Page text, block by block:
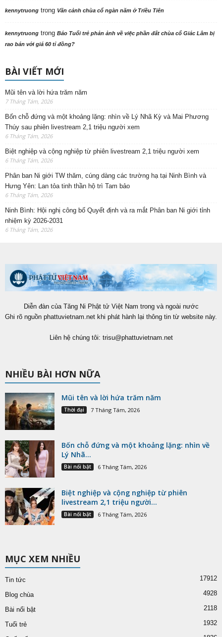
kennytruong trong Vãn cảnh chùa cổ ngàn năm ở Triều Tiên
kennytruong trong Báo Tuổi trẻ phản ảnh về việc phần đất chùa cổ Giác Lâm bị
rao bán với giá 60 tỉ đồng?
BÀI VIẾT MỚI
Mũi tên và lời hứa trăm năm
7 Tháng Tám, 2026
Bốn chỗ đứng và một khoảng lặng: nhìn về Lý Nhã Kỳ và Mai Phương
Thúy sau phiên livestream 2,1 triệu người xem
6 Tháng Tám, 2026
Biệt nghiệp và cộng nghiệp từ phiên livestream 2,1 triệu người xem
6 Tháng Tám, 2026
Phân ban Ni giới TW thăm, cúng dàng các trường hạ tại Ninh Bình và
Hưng Yên: Lan tỏa tinh thần hộ trì Tam bảo
6 Tháng Tám, 2026
Ninh Bình: Hội nghị công bố Quyết định và ra mắt Phân ban Ni giới tỉnh
nhiệm kỳ 2026-2031
6 Tháng Tám, 2026
Diễn đàn của Tăng Ni Phật tử Việt Nam trong và ngoài nước
Ghi rõ nguồn phattuvietnam.net khi phát hành lại thông tin từ website này.
Liên hệ chúng tôi: trisu@phattuvietnam.net
NHIỀU BÀI HƠN NỮA
Mũi tên và lời hứa trăm năm
Thời đại 7 Tháng Tám, 2026
Bốn chỗ đứng và một khoảng lặng: nhìn về
Lý Nhã...
Bài nổi bật 6 Tháng Tám, 2026
Biệt nghiệp và cộng nghiệp từ phiên
livestream 2,1 triệu người...
Bài nổi bật 6 Tháng Tám, 2026
MỤC XEM NHIỀU
Tin tức 17912
Blog chùa 4928
Bài nổi bật 2118
Tuổi trẻ 1932